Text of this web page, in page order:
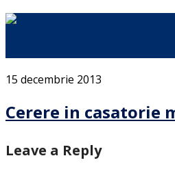
15 decembrie 2013
Cerere in casatorie
Leave a Reply